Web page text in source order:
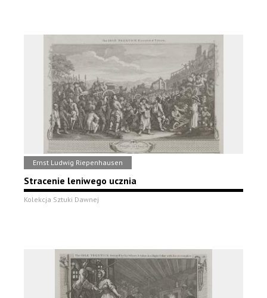
Ernst Ludwig Riepenhausen
Stracenie leniwego ucznia
Kolekcja Sztuki Dawnej